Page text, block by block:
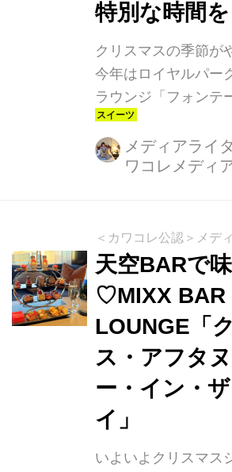
特別な時間を
クリスマスの季節が
今年はロイヤルパー
ラウンジ「フォンテ
るクリスマス限定ア
で、特別なひととき
か？可愛らしいモチ
っぷりご紹介します
メディアライ
ワコレメディ
＜カワコレ公認＞メデ
天空BARで
♡MIXX BAR
LOUNGE「
ス・アフタ
ー・イン・
イ」
いよいよクリスマス